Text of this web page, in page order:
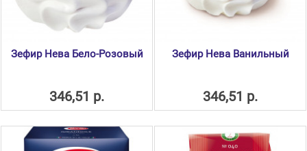
Зефир Нева Бело-Розовый
346,51 р.
Зефир Нева Ванильный
346,51 р.